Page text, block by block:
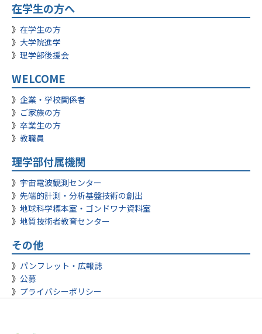
在学生の方へ
在学生の方
大学院進学
理学部後援会
WELCOME
企業・学校関係者
ご家族の方
卒業生の方
教職員
理学部付属機関
宇宙電波観測センター
先端的計測・分析基盤技術の創出
地球科学標本室・ゴンドワナ資料室
地質技術者教育センター
その他
パンフレット・広報誌
公募
プライバシーポリシー